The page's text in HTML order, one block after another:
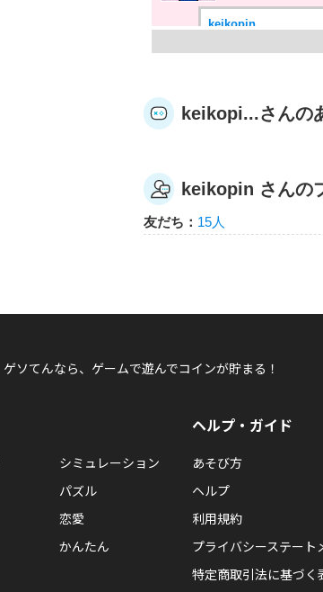
keikopin
連続で3
keikopin
keikopi...さんの
keikopin さんの
友だち： 15人
ゲソてんなら、ゲームで遊んでコインが貯まる！
シミュレーション
パズル
恋愛
かんたん
ヘルプ・ガイド
あそび方
ヘルプ
利用規約
プライバシーステート
特定商取引法に基づく